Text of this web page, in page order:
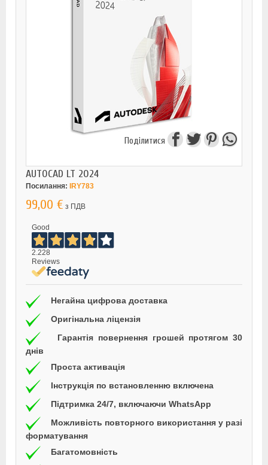
Поділитися
AUTOCAD LT 2024
Посилання: IRY783
99,00 € з ПДВ
Good
2.228
Reviews
Негайна цифрова доставка
Оригінальна ліцензія
Гарантія повернення грошей протягом 30
днів
Проста активація
Інструкція по встановленню включена
Підтримка 24/7, включаючи WhatsApp
Можливість повторного використання у разі
форматування
Багатомовність